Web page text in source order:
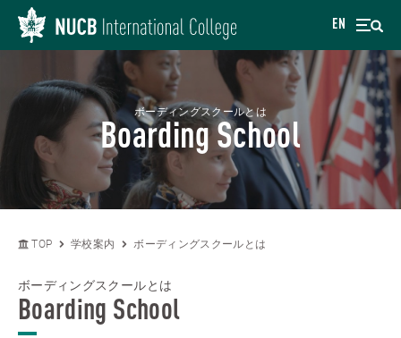
EN
ボーディングスクールとは
Boarding School
TOP 学校案内 ボーディングスクールとは
ボーディングスクールとは
Boarding School